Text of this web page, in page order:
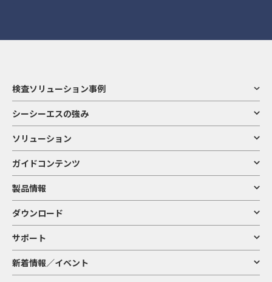
検査ソリューション事例
シーシーエスの強み
ソリューション
ガイドコンテンツ
製品情報
ダウンロード
サポート
新着情報／イベント